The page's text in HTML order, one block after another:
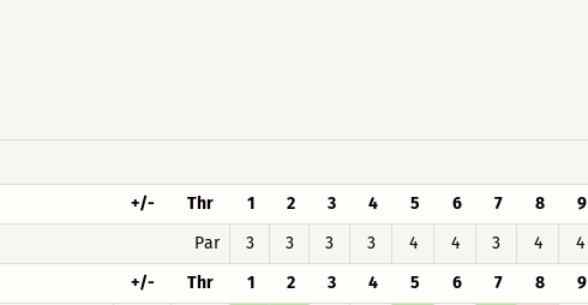
+/- Thr 1 2 3 4 5 6 7 8 9
Par
3 3 3 3 4 4 3 4 4
+/- Thr 1 2 3 4 5 6 7 8 9